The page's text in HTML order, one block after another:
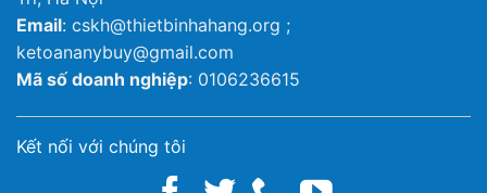
Email: cskh@thietbinhahang.org ;
ketoananybuy@gmail.com
Mã số doanh nghiệp: 0106236615
Kết nối với chúng tôi